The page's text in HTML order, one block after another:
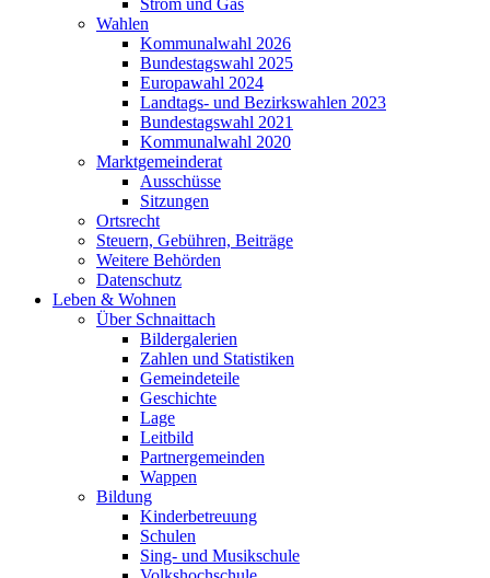
Strom und Gas
Wahlen
Kommunalwahl 2026
Bundestagswahl 2025
Europawahl 2024
Landtags- und Bezirkswahlen 2023
Bundestagswahl 2021
Kommunalwahl 2020
Marktgemeinderat
Ausschüsse
Sitzungen
Ortsrecht
Steuern, Gebühren, Beiträge
Weitere Behörden
Datenschutz
Leben & Wohnen
Über Schnaittach
Bildergalerien
Zahlen und Statistiken
Gemeindeteile
Geschichte
Lage
Leitbild
Partnergemeinden
Wappen
Bildung
Kinderbetreuung
Schulen
Sing- und Musikschule